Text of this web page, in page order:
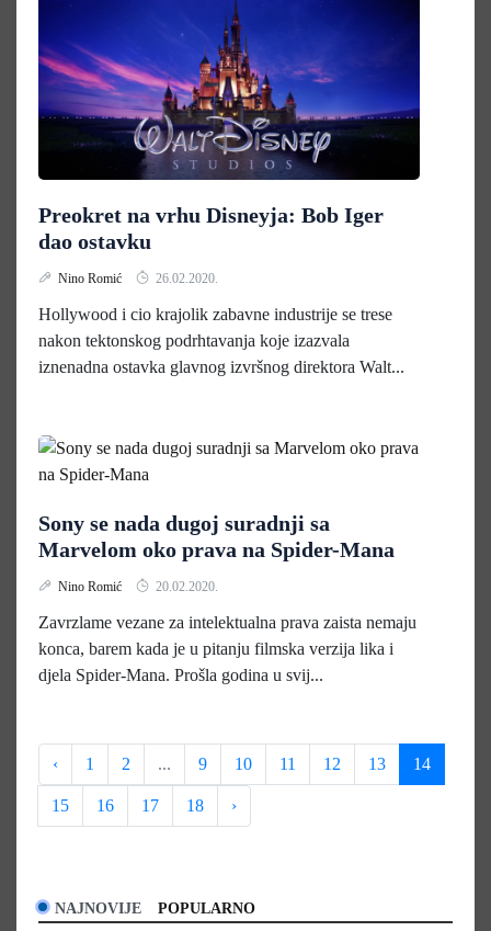
Preokret na vrhu Disneyja: Bob Iger
dao ostavku
Nino Romić 26.02.2020.
Hollywood i cio krajolik zabavne industrije se trese
nakon tektonskog podrhtavanja koje izazvala
iznenadna ostavka glavnog izvršnog direktora Walt...
Sony se nada dugoj suradnji sa
Marvelom oko prava na Spider-Mana
Nino Romić 20.02.2020.
Zavrzlame vezane za intelektualna prava zaista nemaju
konca, barem kada je u pitanju filmska verzija lika i
djela Spider-Mana. Prošla godina u svij...
‹ 1 2 ... 9 10 11 12 13 14
15 16 17 18 ›
NAJNOVIJE POPULARNO